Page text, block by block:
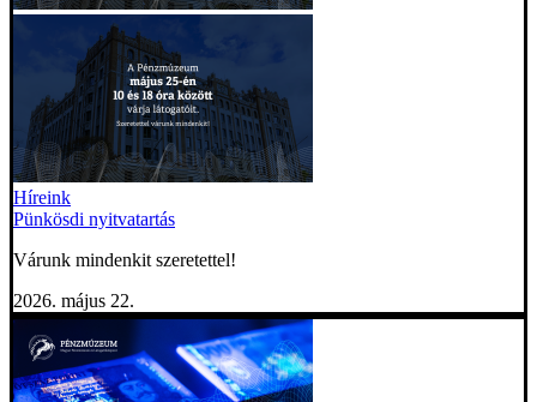
Híreink
Pünkösdi nyitvatartás
Várunk mindenkit szeretettel!
2026. május 22.